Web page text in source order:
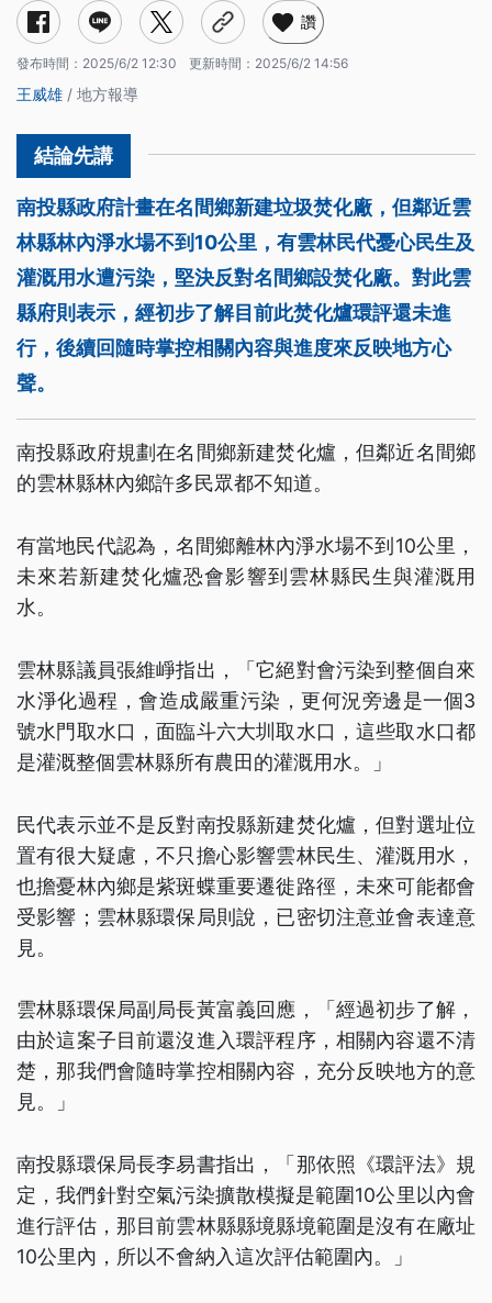
讚
發布時間： 2025/6/2 12:30 更新時間： 2025/6/2 14:56
王威雄 / 地方報導
南投縣政府計畫在名間鄉新建垃圾焚化廠，但鄰近雲
林縣林內淨水場不到10公里，有雲林民代憂心民生及
灌溉用水遭污染，堅決反對名間鄉設焚化廠。對此雲
縣府則表示，經初步了解目前此焚化爐環評還未進
行，後續回隨時掌控相關內容與進度來反映地方心
聲。
南投縣政府規劃在名間鄉新建焚化爐，但鄰近名間鄉
的雲林縣林內鄉許多民眾都不知道。
有當地民代認為，名間鄉離林內淨水場不到10公里，
未來若新建焚化爐恐會影響到雲林縣民生與灌溉用
水。
雲林縣議員張維崢指出，「它絕對會污染到整個自來
水淨化過程，會造成嚴重污染，更何況旁邊是一個3
號水門取水口，面臨斗六大圳取水口，這些取水口都
是灌溉整個雲林縣所有農田的灌溉用水。」
民代表示並不是反對南投縣新建焚化爐，但對選址位
置有很大疑慮，不只擔心影響雲林民生、灌溉用水，
也擔憂林內鄉是紫斑蝶重要遷徙路徑，未來可能都會
受影響；雲林縣環保局則說，已密切注意並會表達意
見。
雲林縣環保局副局長黃富義回應，「經過初步了解，
由於這案子目前還沒進入環評程序，相關內容還不清
楚，那我們會隨時掌控相關內容，充分反映地方的意
見。」
南投縣環保局長李易書指出，「那依照《環評法》規
定，我們針對空氣污染擴散模擬是範圍10公里以內會
進行評估，那目前雲林縣縣境縣境範圍是沒有在廠址
10公里內，所以不會納入這次評估範圍內。」